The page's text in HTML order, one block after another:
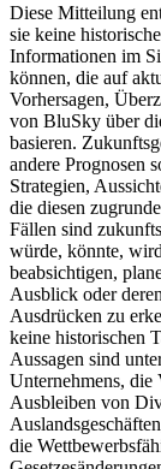
Diese Mitteilung
sie keine
Informationen im
können, die auf
Vorhersagen,
von BluSky über
basieren.
andere Prognosen
Strategien,
die diesen
Fällen sind
würde, könnte,
beabsichtigen,
Ausblick oder
Ausdrücken zu
keine historischen
Aussagen sind
Unternehmens, die
Ausbleiben von
die